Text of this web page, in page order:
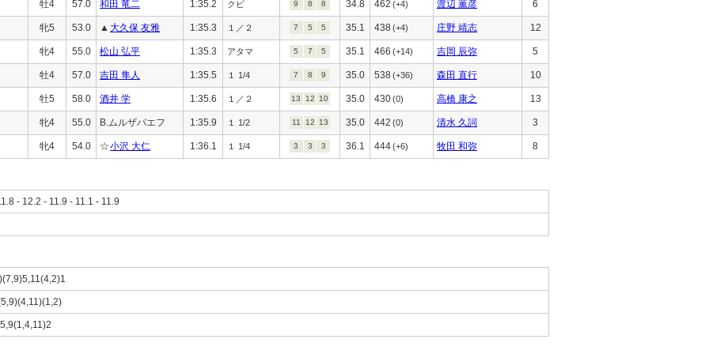
牡4 57.0 和田 竜二 1:35.2 クビ 9 8 8 34.8 462 (+4) 渡辺 薫彦 6
牝5 53.0 ▲ 大久保 友雅 1:35.3 １／２ 7 5 5 35.1 438 (+4) 庄野 靖志 12
牝4 55.0 松山 弘平 1:35.3 アタマ 5 7 5 35.1 466 (+14) 吉岡 辰弥 5
牡4 57.0 吉田 隼人 1:35.5 １ 1/4 7 8 9 35.0 538 (+36) 森田 直行 10
牡5 58.0 酒井 学 1:35.6 １／２ 13 12 10 35.0 430(0) 高橋 康之 13
牝4 55.0 B.ムルザバエフ 1:35.9 １ 1/2 11 12 13 35.0 442 (0) 清水 久詞 3
牝4 54.0 ☆小沢 大仁 1:36.1 １ 1/4 3 3 3 36.1 444(+6) 牧田 和弥 8
- 12.2 - 11.9 - 11.1 - 11.9